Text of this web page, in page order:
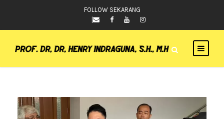
FOLLOW SEKARANG